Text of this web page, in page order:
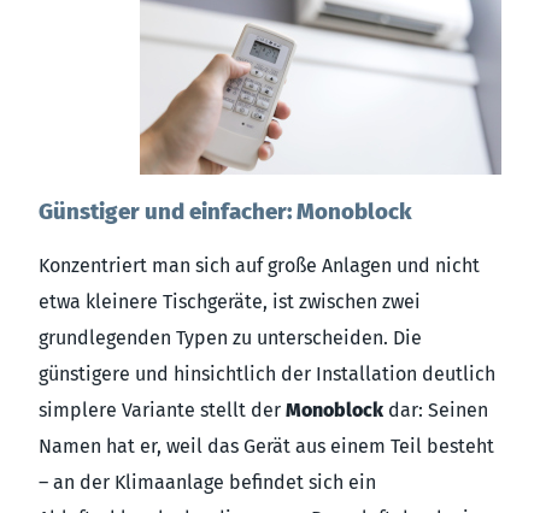
Günstiger und einfacher: Monoblock
Konzentriert man sich auf große Anlagen und nicht
etwa kleinere Tischgeräte, ist zwischen zwei
grundlegenden Typen zu unterscheiden. Die
günstigere und hinsichtlich der Installation deutlich
simplere Variante stellt der Monoblock dar: Seinen
Namen hat er, weil das Gerät aus einem Teil besteht
– an der Klimaanlage befindet sich ein